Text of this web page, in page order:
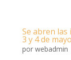
Se abren las
3 y 4 de
por webadmin